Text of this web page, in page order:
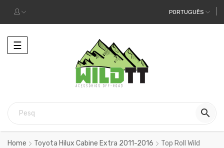
PORTUGUÊS
Alternar
a
☰

Home Toyota Hilux Cabine Extra 2011-2016
Top Roll Wild